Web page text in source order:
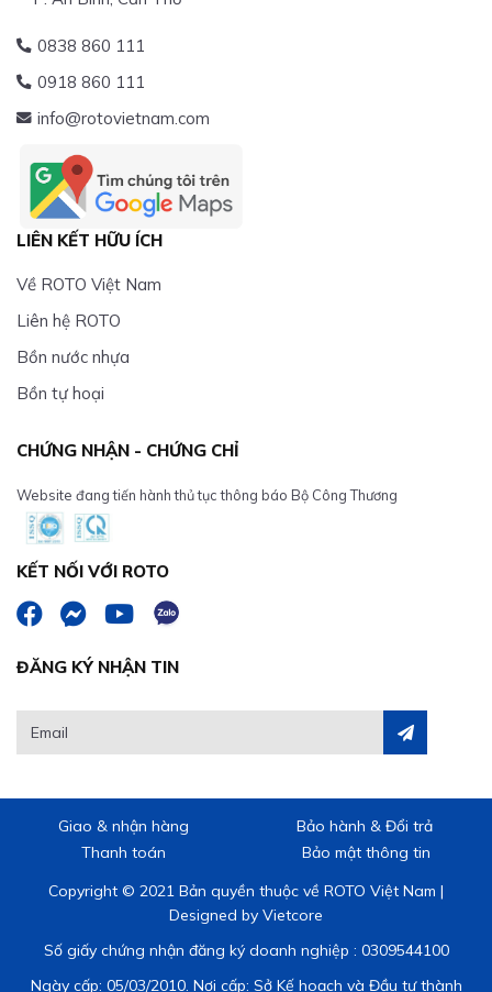
0838 860 111
0918 860 111
info@rotovietnam.com
LIÊN KẾT HỮU ÍCH
Về ROTO Việt Nam
Liên hệ ROTO
Bồn nước nhựa
Bồn tự hoại
CHỨNG NHẬN - CHỨNG CHỈ
Website đang tiến hành thủ tục thông báo Bộ Công Thương
KẾT NỐI VỚI ROTO
ĐĂNG KÝ NHẬN TIN
Giao & nhận hàng
Bảo hành & Đổi trả
Thanh toán
Bảo mật thông tin
Copyright © 2021 Bản quyền thuộc về ROTO Việt Nam |
Designed by Vietcore
Số giấy chứng nhận đăng ký doanh nghiệp : 0309544100
Ngày cấp: 05/03/2010. Nơi cấp: Sở Kế hoạch và Đầu tư thành